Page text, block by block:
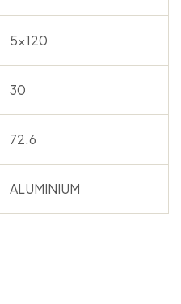
5×120
30
72.6
ALUMINIUM